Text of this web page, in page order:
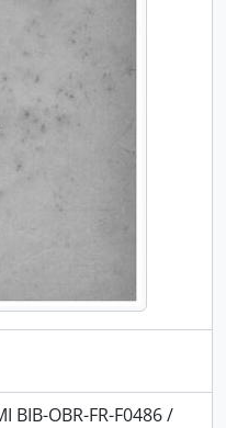
BIB-OBR-FR-F0486 /